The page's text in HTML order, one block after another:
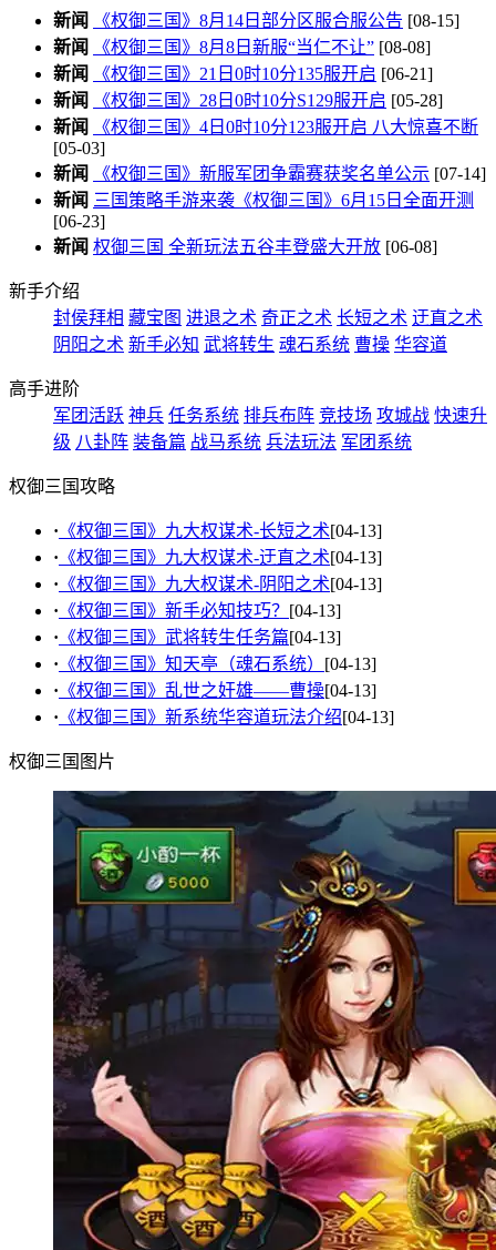
新闻 《权御三国》8月14日部分区服合服公告 [08-15]
新闻
《权御三国》8月8日新服“当仁不让” [08-08]
新闻
《权御三国》21日0时10分135服开启 [06-21]
新闻
《权御三国》28日0时10分S129服开启 [05-28]
新闻
《权御三国》4日0时10分123服开启 八大惊喜不断
[05-03]
新闻
《权御三国》新服军团争霸赛获奖名单公示 [07-14]
新闻 三国策略手游来袭《权御三国》6月15日全面开测
[06-23]
新闻 权御三国 全新玩法五谷丰登盛大开放 [06-08]
新手介绍
封侯拜相 藏宝图 进退之术 奇正之术 长短之术 迂直之术
阴阳之术 新手必知 武将转生 魂石系统 曹操 华容道
高手进阶
军团活跃 神兵 任务系统 排兵布阵 竞技场 攻城战 快速升
级 八卦阵 装备篇 战马系统 兵法玩法 军团系统
权御三国攻略
· 《权御三国》九大权谋术-长短之术[04-13]
· 《权御三国》九大权谋术-迂直之术[04-13]
· 《权御三国》九大权谋术-阴阳之术[04-13]
· 《权御三国》新手必知技巧？ [04-13]
· 《权御三国》武将转生任务篇[04-13]
· 《权御三国》知天亭（魂石系统） [04-13]
· 《权御三国》乱世之奸雄——曹操[04-13]
· 《权御三国》新系统华容道玩法介绍[04-13]
权御三国图片